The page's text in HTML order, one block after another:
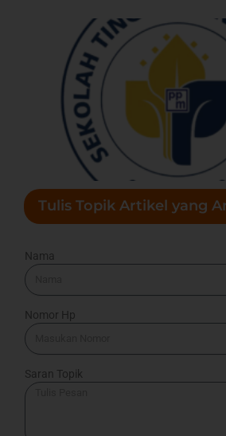
Tulis Topik Artikel yang
Nama
Nomor Hp
Saran Topik